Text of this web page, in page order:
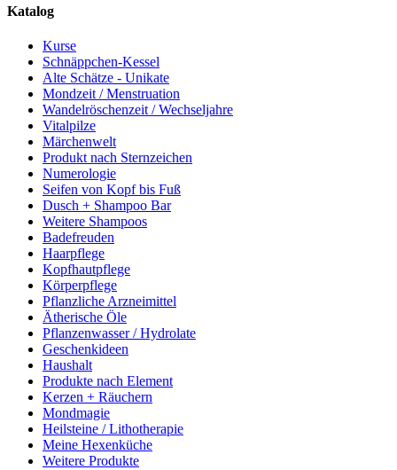
Katalog
Kurse
Schnäppchen-Kessel
Alte Schätze - Unikate
Mondzeit / Menstruation
Wandelröschenzeit / Wechseljahre
Vitalpilze
Märchenwelt
Produkt nach Sternzeichen
Numerologie
Seifen von Kopf bis Fuß
Dusch + Shampoo Bar
Weitere Shampoos
Badefreuden
Haarpflege
Kopfhautpflege
Körperpflege
Pflanzliche Arzneimittel
Ätherische Öle
Pflanzenwasser / Hydrolate
Geschenkideen
Haushalt
Produkte nach Element
Kerzen + Räuchern
Mondmagie
Heilsteine / Lithotherapie
Meine Hexenküche
Weitere Produkte